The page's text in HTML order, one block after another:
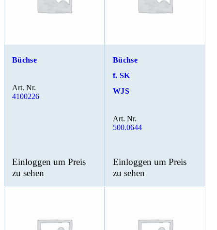
Büchse
Art. Nr.
4100226
Einloggen um Preis
zu sehen
Büchse
f. SK
WJS
Art. Nr.
500.0644
Einloggen um Preis
zu sehen